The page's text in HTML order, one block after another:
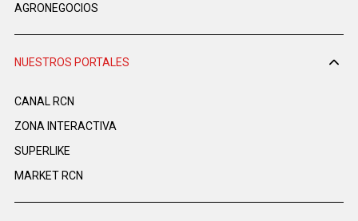
AGRONEGOCIOS
NUESTROS PORTALES
CANAL RCN
ZONA INTERACTIVA
SUPERLIKE
MARKET RCN